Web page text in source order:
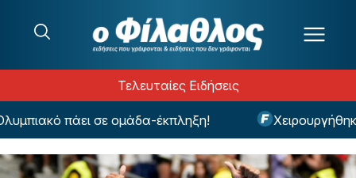
Τελευταίες Ειδήσεις
πάει σε ομάδα-έκπληξη! Χειρουργήθηκε